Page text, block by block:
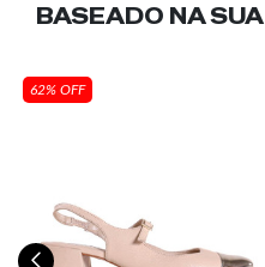
BASEADO NA SUA
62% OFF